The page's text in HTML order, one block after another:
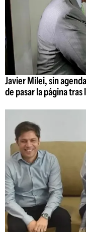
Javier Milei, sin
de pasar la página